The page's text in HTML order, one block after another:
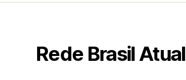
Rede Brasil Atual